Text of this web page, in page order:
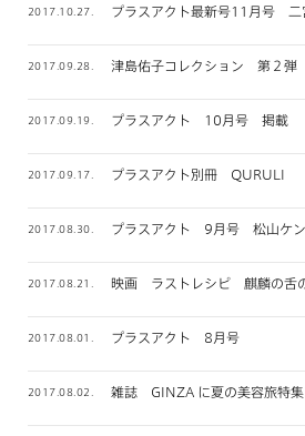
2017.10.27. プラスアクト最新号11月号 二
2017.09.28. 津島佑子コレクション 第２弾
2017.09.19. プラスアクト 10月号 掲載
2017.09.17. プラスアクト別冊 QURULI
2017.08.30. プラスアクト 9月号 松山ケン
2017.08.21. 映画 ラストレシピ 麒麟の舌
2017.08.01. プラスアクト 8月号
2017.08.02. 雑誌 GINZA に夏の美容旅特